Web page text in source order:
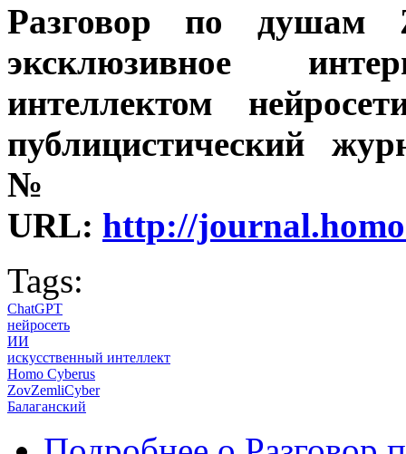
Разговор по душам
эксклюзивное
интеллектом
публицистический
№ 1
URL: http://
Tags:
ChatGPT
нейросеть
ИИ
искусственный интеллект
Homo Cyberus
ZovZemliCyber
Балаганский